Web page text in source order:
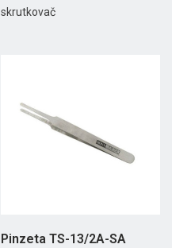
skrutkovač
Pinzeta TS-13/2A-SA